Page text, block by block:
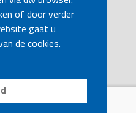
of door verder
gaat u
de cookies.
|Cookies